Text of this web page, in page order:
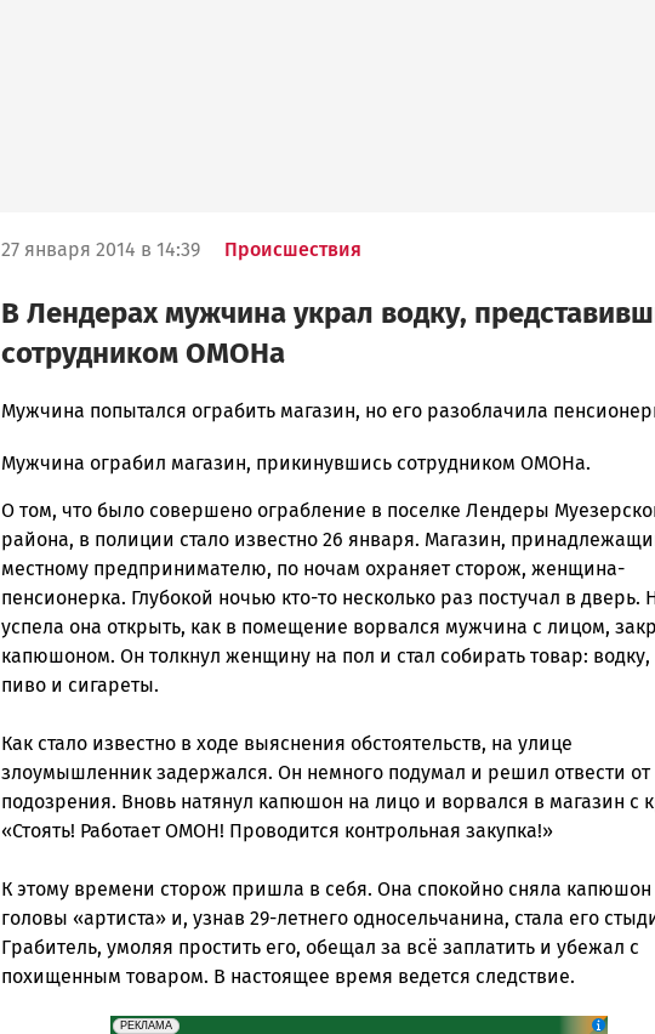
27 января 2014 в 14:39 Происшествия
В Лендерах мужчина украл водку,
сотрудником ОМОНа
admintimur
Петрозаводска
Карелии
|
Петрозаводск
ГОВОРИТ
Мужчина попытался ограбить магазин, но его разоблачила
Мужчина ограбил магазин, прикинувшись сотрудником ОМОНа.
О том, что было совершено ограбление в поселке Лендеры
района, в полиции стало известно 26 января. Магазин,
местному предпринимателю, по ночам охраняет сторож, женщина-
пенсионерка. Глубокой ночью кто-то несколько раз постучал в дверь.
успела она открыть, как в помещение ворвался мужчина с лицом,
капюшоном. Он толкнул женщину на пол и стал собирать товар: водку,
пиво и сигареты.
Как стало известно в ходе выяснения обстоятельств, на улице
злоумышленник задержался. Он немного подумал и решил отвести от
подозрения. Вновь натянул капюшон на лицо и ворвался в магазин с
«Стоять! Работает ОМОН! Проводится контрольная закупка!»
К этому времени сторож пришла в себя. Она спокойно сняла капюшон
головы «артиста» и, узнав 29-летнего односельчанина, стала его
Грабитель, умоляя простить его, обещал за всё заплатить и убежал с
похищенным товаром. В настоящее время ведется следствие.
erid: 2SDnjeH4Mf4
РЕКЛАМА
Реклама